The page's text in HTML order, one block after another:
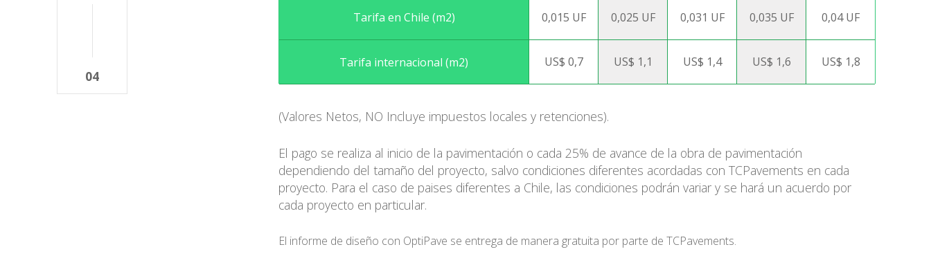
04
Tarifa en Chile (m2) 0,015 UF 0,025 UF 0,031 UF 0,035 UF 0,04 UF
Tarifa internacional (m2) US$ 0,7 US$ 1,1 US$ 1,4 US$ 1,6 US$ 1,8
(Valores Netos, NO Incluye impuestos locales y retenciones).
El pago se realiza al inicio de la pavimentación o cada 25% de avance de la obra de pavimentación
dependiendo del tamaño del proyecto, salvo condiciones diferentes acordadas con TCPavements en cada
proyecto. Para el caso de paises diferentes a Chile, las condiciones podrán variar y se hará un acuerdo por
cada proyecto en particular.
El informe de diseño con OptiPave se entrega de manera gratuita por parte de TCPavements.